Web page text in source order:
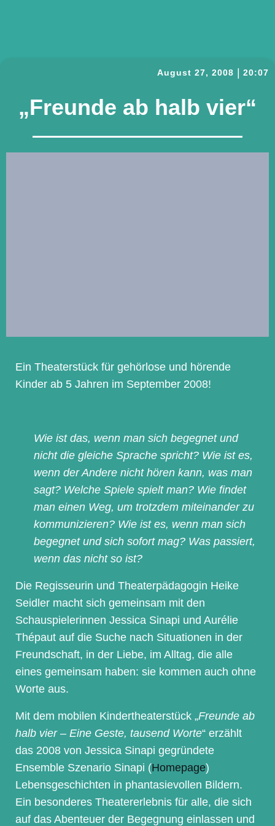
August 27, 2008 20:07
„Freunde ab halb vier“
Ein Theaterstück für gehörlose und hörende
Kinder ab 5 Jahren im September 2008!
Wie ist das, wenn man sich begegnet und
nicht die gleiche Sprache spricht? Wie ist es,
wenn der Andere nicht hören kann, was man
sagt? Welche Spiele spielt man? Wie findet
man einen Weg, um trotzdem miteinander zu
kommunizieren? Wie ist es, wenn man sich
begegnet und sich sofort mag? Was passiert,
wenn das nicht so ist?
Die Regisseurin und Theaterpädagogin Heike
Seidler macht sich gemeinsam mit den
Schauspielerinnen Jessica Sinapi und Aurélie
Thépaut auf die Suche nach Situationen in der
Freundschaft, in der Liebe, im Alltag, die alle
eines gemeinsam haben: sie kommen auch ohne
Worte aus.
Mit dem mobilen Kindertheaterstück „Freunde ab
halb vier – Eine Geste, tausend Worte“ erzählt
das 2008 von Jessica Sinapi gegründete
Ensemble Szenario Sinapi (Homepage)
Lebensgeschichten in phantasievollen Bildern.
Ein besonderes Theatererlebnis für alle, die sich
auf das Abenteuer der Begegnung einlassen und